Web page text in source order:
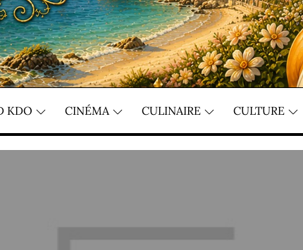
KDO CINÉMA CULINAIRE CULTURE